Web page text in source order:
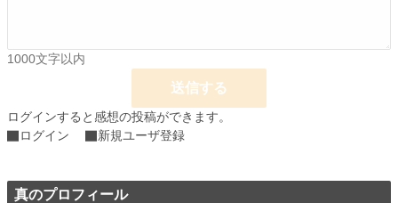
累計ポイント 3,370 pt (142,385 位)
1000文字以内
送信する
ログインすると感想の投稿ができます。
ログイン
新規ユーザ登録
真のプロフィール